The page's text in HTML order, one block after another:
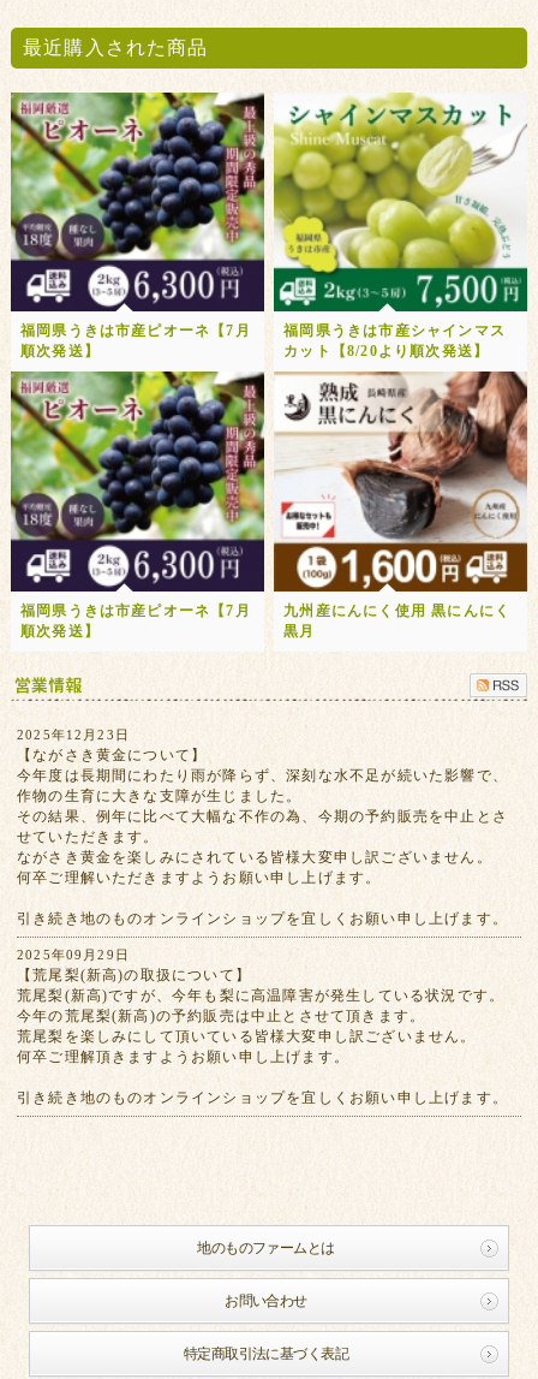
最近購入された商品
福岡県うきは市産ピオーネ【7月
順次発送】
福岡県うきは市産シャインマス
カット【8/20より順次発送】
福岡県うきは市産ピオーネ【7月
順次発送】
九州産にんにく使用 黒にんにく
黒月
2025年12月23日
【ながさき黄金について】
今年度は長期間にわたり雨が降らず、深刻な水不足が続いた影響で、
作物の生育に大きな支障が生じました。
その結果、例年に比べて大幅な不作の為、今期の予約販売を中止とさ
せていただきます。
ながさき黄金を楽しみにされている皆様大変申し訳ございません。
何卒ご理解いただきますようお願い申し上げます。
引き続き地のものオンラインショップを宜しくお願い申し上げます。
2025年09月29日
【荒尾梨(新高)の取扱について】
荒尾梨(新高)ですが、今年も梨に高温障害が発生している状況です。
今年の荒尾梨(新高)の予約販売は中止とさせて頂きます。
荒尾梨を楽しみにして頂いている皆様大変申し訳ございません。
何卒ご理解頂きますようお願い申し上げます。
引き続き地のものオンラインショップを宜しくお願い申し上げます。
地のものファームとは
お問い合わせ
特定商取引法に基づく表記